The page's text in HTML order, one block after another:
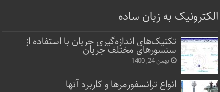
الکترونیک به زبان ساده
تکنیک‌های اندازه‌گیری جریان با استفاده از
سنسورهای مختلف جریان
بهمن 24, 1400
انواع ترانسفورمرها و کاربرد آنها